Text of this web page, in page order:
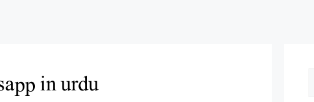
in urdu